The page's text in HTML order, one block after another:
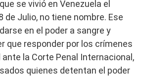
se vivió en Venezuela el
de Julio, no tiene nombre. Ese
en el poder a sangre y
que responder por los crímenes
la Corte Penal Internacional,
quienes detentan el poder